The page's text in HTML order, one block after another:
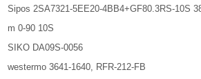
Sipos 2SA7321-5EE20-4BB4+GF80.3RS-10S
m 0-90 10S
SIKO DA09S-0056
westermo 3641-1640, RFR-212-FB